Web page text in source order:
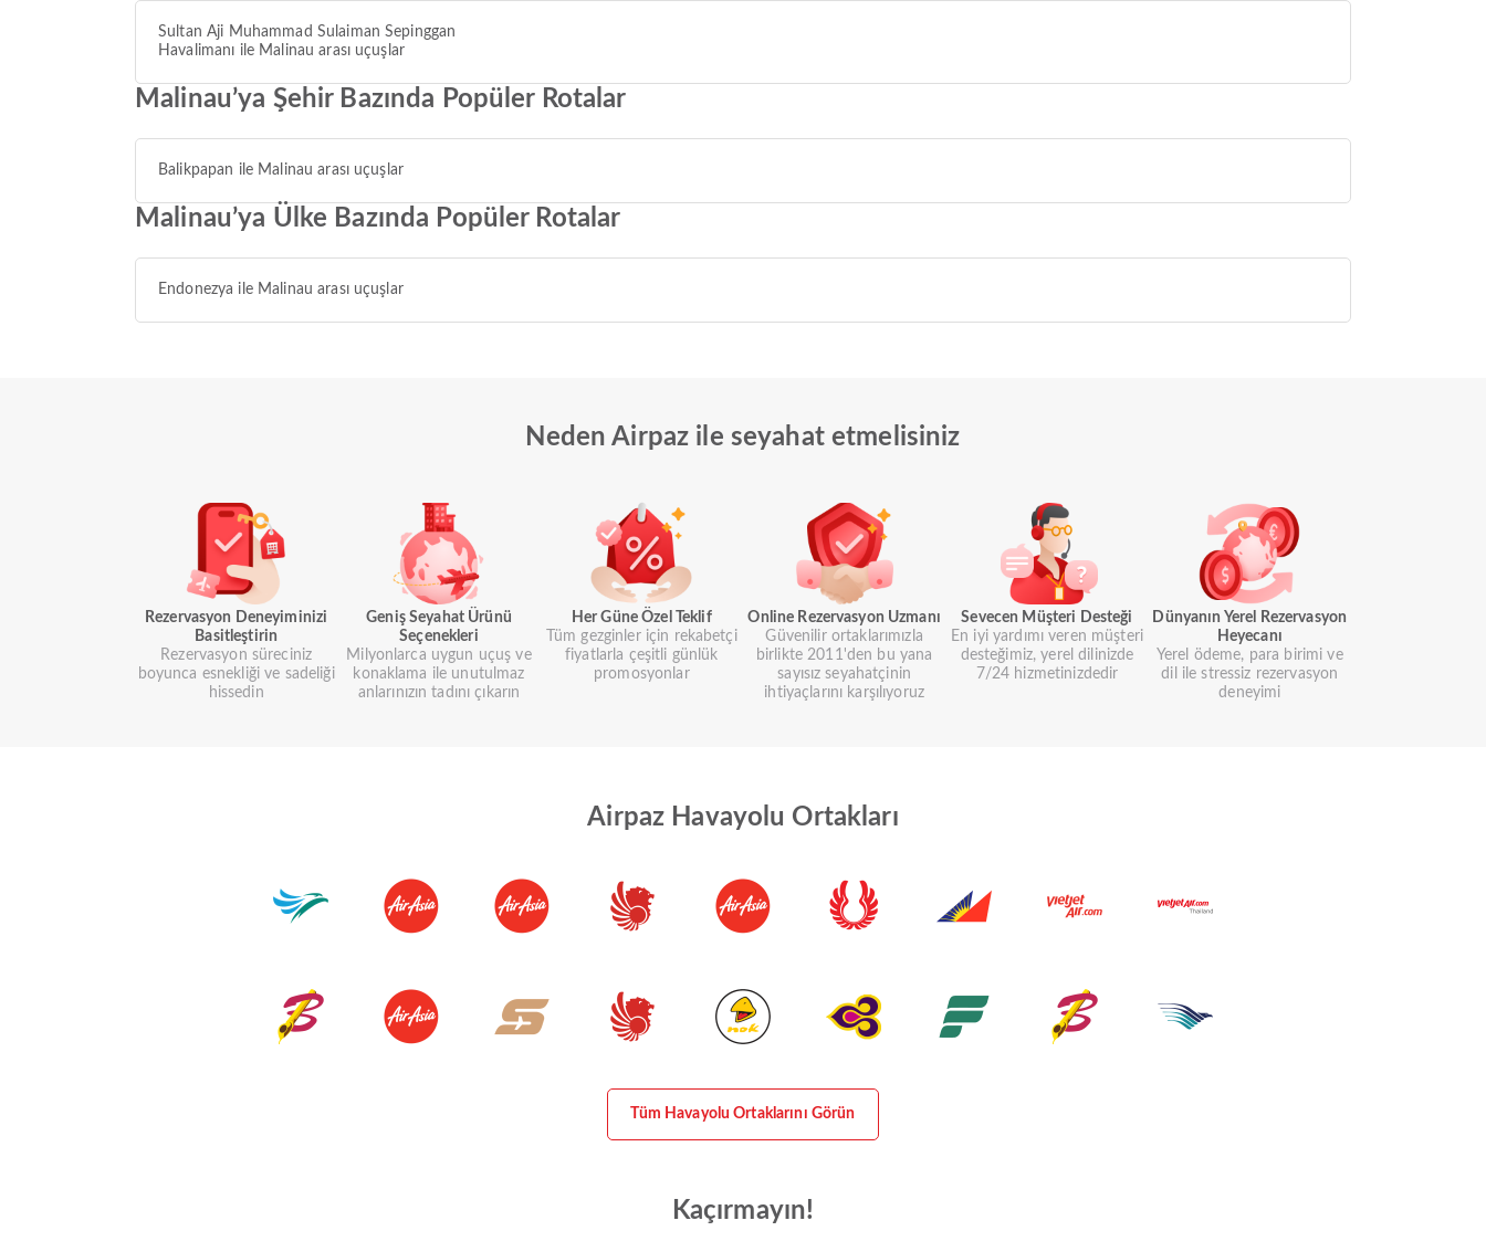
Sultan Aji Muhammad Sulaiman Sepinggan
Havalimanı ile Malinau arası uçuşlar
Malinau’ya Şehir Bazında Popüler Rotalar
Balikpapan ile Malinau arası uçuşlar
Malinau’ya Ülke Bazında Popüler Rotalar
Endonezya ile Malinau arası uçuşlar
Neden Airpaz ile seyahat etmelisiniz
Rezervasyon Deneyiminizi
Basitleştirin
Rezervasyon süreciniz
boyunca esnekliği ve sadeliği
hissedin
Geniş Seyahat Ürünü
Seçenekleri
Milyonlarca uygun uçuş ve
konaklama ile unutulmaz
anlarınızın tadını çıkarın
Her Güne Özel Teklif
Tüm gezginler için rekabetçi
fiyatlarla çeşitli günlük
promosyonlar
Online Rezervasyon Uzmanı
Güvenilir ortaklarımızla
birlikte 2011'den bu yana
sayısız seyahatçinin
ihtiyaçlarını karşılıyoruz
Sevecen Müşteri Desteği
En iyi yardımı veren müşteri
desteğimiz, yerel dilinizde
7/24 hizmetinizdedir
Dünyanın Yerel Rezervasyon
Heyecanı
Yerel ödeme, para birimi ve
dil ile stressiz rezervasyon
deneyimi
Airpaz Havayolu Ortakları
Tüm Havayolu Ortaklarını Görün
Kaçırmayın!